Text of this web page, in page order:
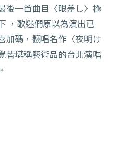
後一首曲目〈眼差し〉極
，歌迷們原以為演出已
加碼，翻唱名作〈夜明け
皆堪稱藝術品的台北演唱